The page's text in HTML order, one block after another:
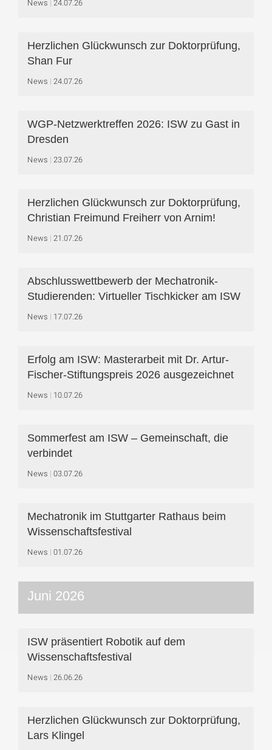
News 24.07.26
Herzlichen Glückwunsch zur Doktorprüfung,
Shan Fur
News 24.07.26
WGP-Netzwerktreffen 2026: ISW zu Gast in
Dresden
News 23.07.26
Herzlichen Glückwunsch zur Doktorprüfung,
Christian Freimund Freiherr von Arnim!
News 21.07.26
Abschlusswettbewerb der Mechatronik-
Studierenden: Virtueller Tischkicker am ISW
News 17.07.26
Erfolg am ISW: Masterarbeit mit Dr. Artur-
Fischer-Stiftungspreis 2026 ausgezeichnet
News 10.07.26
Sommerfest am ISW – Gemeinschaft, die
verbindet
News 03.07.26
Mechatronik im Stuttgarter Rathaus beim
Wissenschaftsfestival
News 01.07.26
Juni 2026
ISW präsentiert Robotik auf dem
Wissenschaftsfestival
News 26.06.26
Herzlichen Glückwunsch zur Doktorprüfung,
Lars Klingel